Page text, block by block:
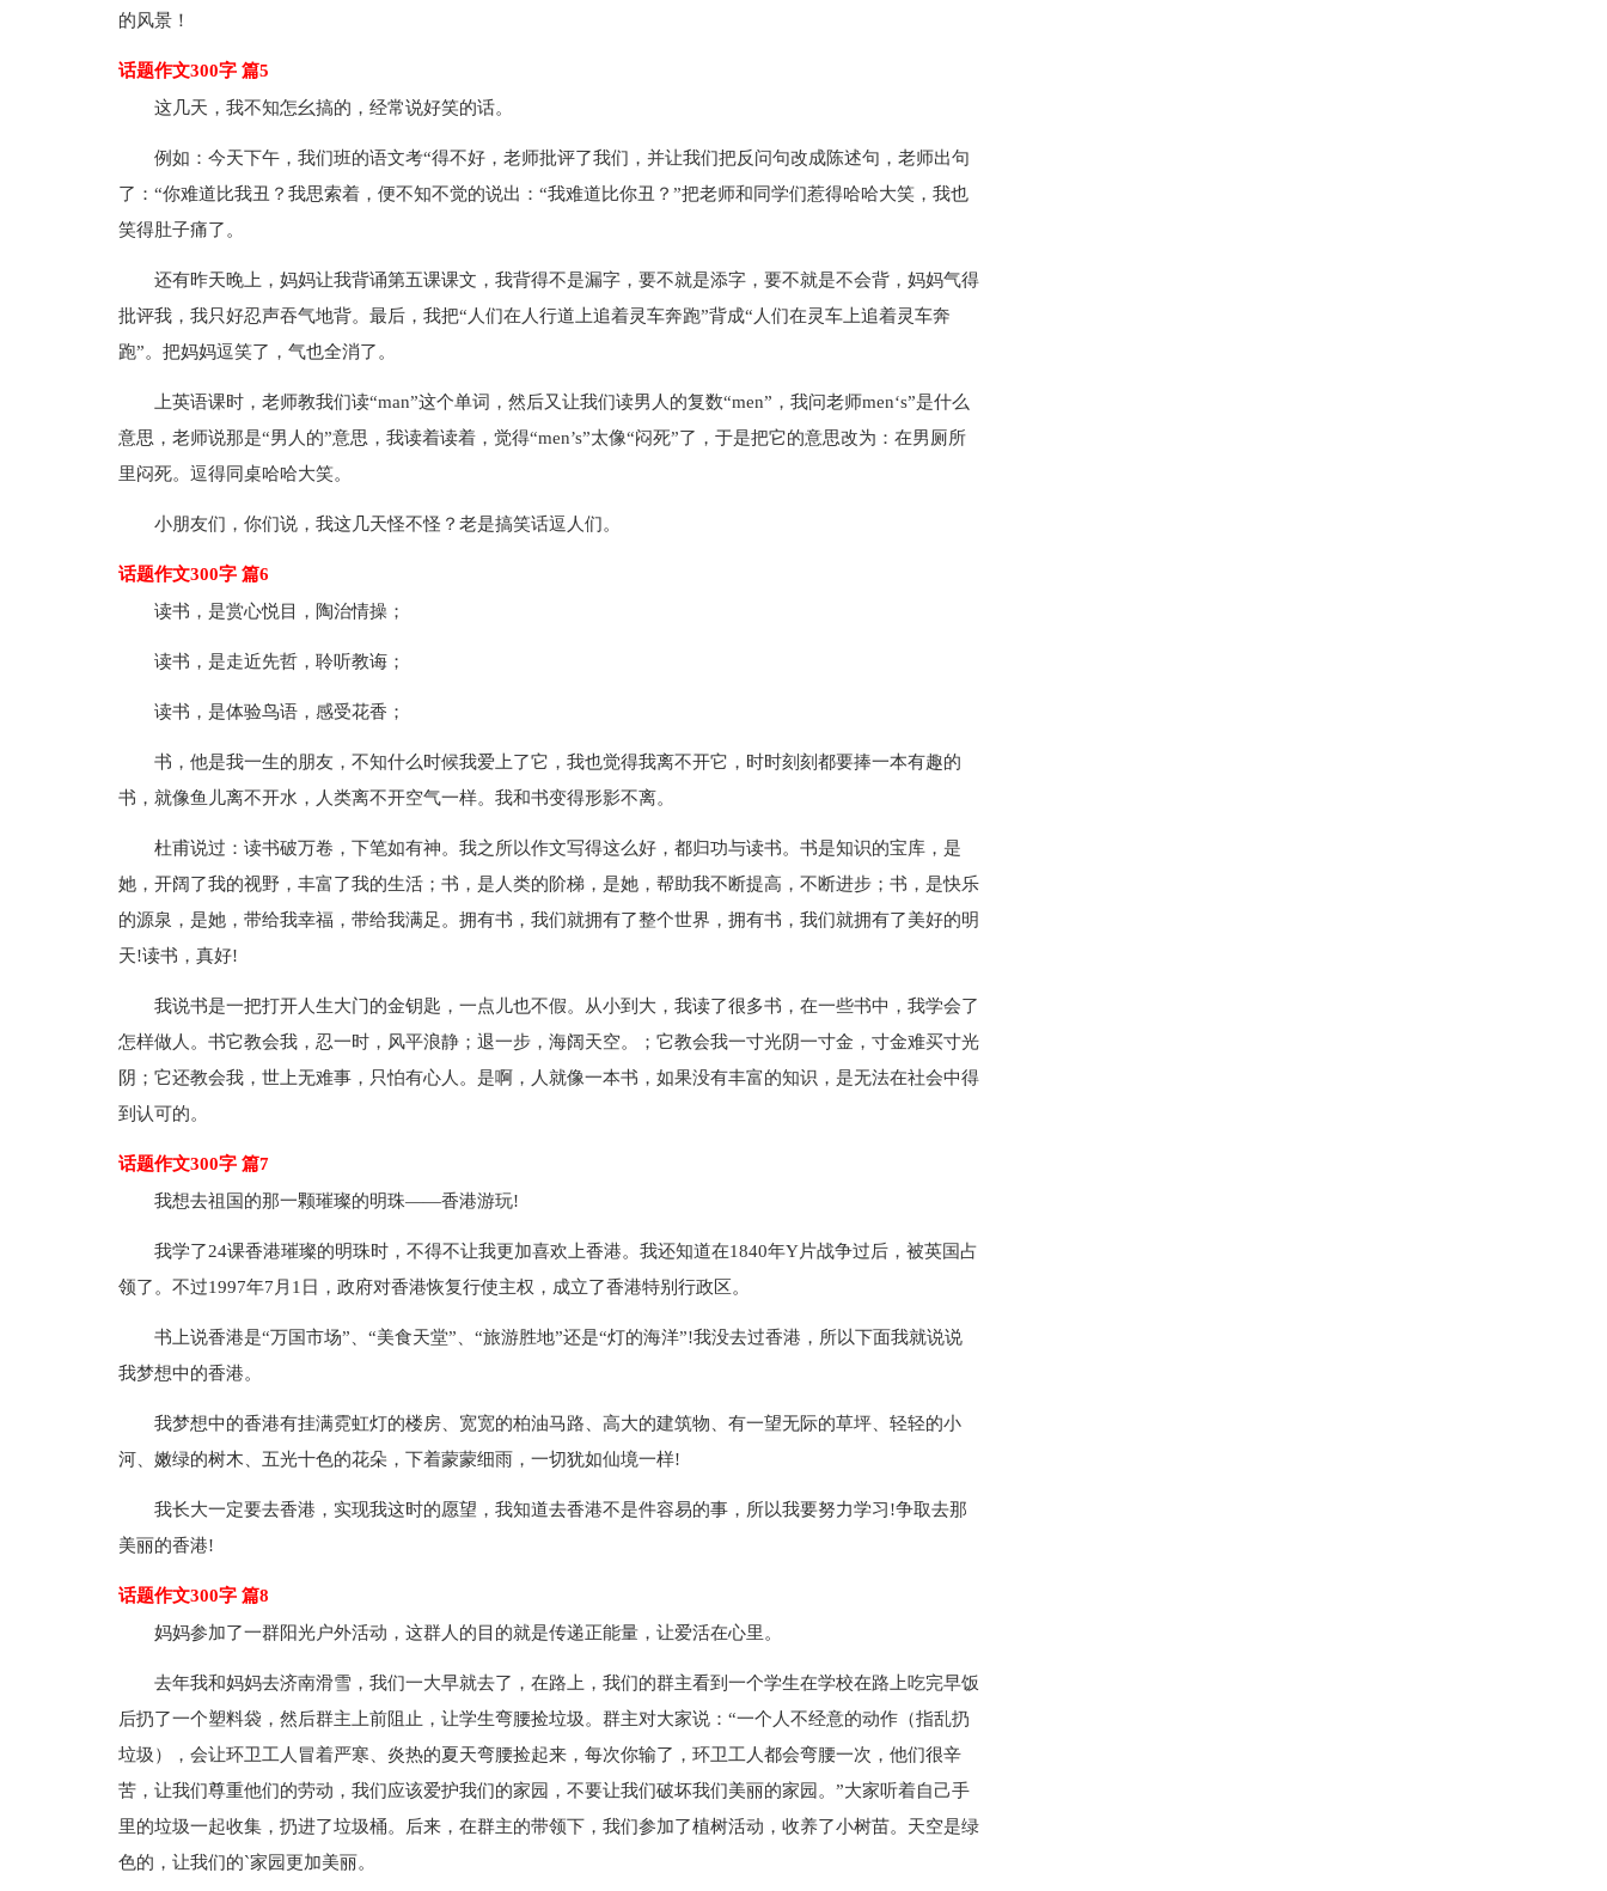
的风景！
话题作文300字 篇5
这几天，我不知怎幺搞的，经常说好笑的话。
例如：今天下午，我们班的语文考“得不好，老师批评了我们，并让我们把反问句改成陈述句，老师出句
了：“你难道比我丑？我思索着，便不知不觉的说出：“我难道比你丑？”把老师和同学们惹得哈哈大笑，我也
笑得肚子痛了。
还有昨天晚上，妈妈让我背诵第五课课文，我背得不是漏字，要不就是添字，要不就是不会背，妈妈气得
批评我，我只好忍声吞气地背。最后，我把“人们在人行道上追着灵车奔跑”背成“人们在灵车上追着灵车奔
跑”。把妈妈逗笑了，气也全消了。
上英语课时，老师教我们读“man”这个单词，然后又让我们读男人的复数“men”，我问老师men‘s”是什么
意思，老师说那是“男人的”意思，我读着读着，觉得“men’s”太像“闷死”了，于是把它的意思改为：在男厕所
里闷死。逗得同桌哈哈大笑。
小朋友们，你们说，我这几天怪不怪？老是搞笑话逗人们。
话题作文300字 篇6
读书，是赏心悦目，陶治情操；
读书，是走近先哲，聆听教诲；
读书，是体验鸟语，感受花香；
书，他是我一生的朋友，不知什么时候我爱上了它，我也觉得我离不开它，时时刻刻都要捧一本有趣的
书，就像鱼儿离不开水，人类离不开空气一样。我和书变得形影不离。
杜甫说过：读书破万卷，下笔如有神。我之所以作文写得这么好，都归功与读书。书是知识的宝库，是
她，开阔了我的视野，丰富了我的生活；书，是人类的阶梯，是她，帮助我不断提高，不断进步；书，是快乐
的源泉，是她，带给我幸福，带给我满足。拥有书，我们就拥有了整个世界，拥有书，我们就拥有了美好的明
天!读书，真好!
我说书是一把打开人生大门的金钥匙，一点儿也不假。从小到大，我读了很多书，在一些书中，我学会了
怎样做人。书它教会我，忍一时，风平浪静；退一步，海阔天空。；它教会我一寸光阴一寸金，寸金难买寸光
阴；它还教会我，世上无难事，只怕有心人。是啊，人就像一本书，如果没有丰富的知识，是无法在社会中得
到认可的。
话题作文300字 篇7
我想去祖国的那一颗璀璨的明珠——香港游玩!
我学了24课香港璀璨的明珠时，不得不让我更加喜欢上香港。我还知道在1840年Y片战争过后，被英国占
领了。不过1997年7月1日，政府对香港恢复行使主权，成立了香港特别行政区。
书上说香港是“万国市场”、“美食天堂”、“旅游胜地”还是“灯的海洋”!我没去过香港，所以下面我就说说
我梦想中的香港。
我梦想中的香港有挂满霓虹灯的楼房、宽宽的柏油马路、高大的建筑物、有一望无际的草坪、轻轻的小
河、嫩绿的树木、五光十色的花朵，下着蒙蒙细雨，一切犹如仙境一样!
我长大一定要去香港，实现我这时的愿望，我知道去香港不是件容易的事，所以我要努力学习!争取去那
美丽的香港!
话题作文300字 篇8
妈妈参加了一群阳光户外活动，这群人的目的就是传递正能量，让爱活在心里。
去年我和妈妈去济南滑雪，我们一大早就去了，在路上，我们的群主看到一个学生在学校在路上吃完早饭
后扔了一个塑料袋，然后群主上前阻止，让学生弯腰捡垃圾。群主对大家说：“一个人不经意的动作（指乱扔
垃圾），会让环卫工人冒着严寒、炎热的夏天弯腰捡起来，每次你输了，环卫工人都会弯腰一次，他们很辛
苦，让我们尊重他们的劳动，我们应该爱护我们的家园，不要让我们破坏我们美丽的家园。”大家听着自己手
里的垃圾一起收集，扔进了垃圾桶。后来，在群主的带领下，我们参加了植树活动，收养了小树苗。天空是绿
色的，让我们的`家园更加美丽。